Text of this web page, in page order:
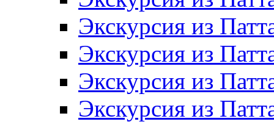
Экскурсия из
Экскурсия из
Экскурсия из
Экскурсия из